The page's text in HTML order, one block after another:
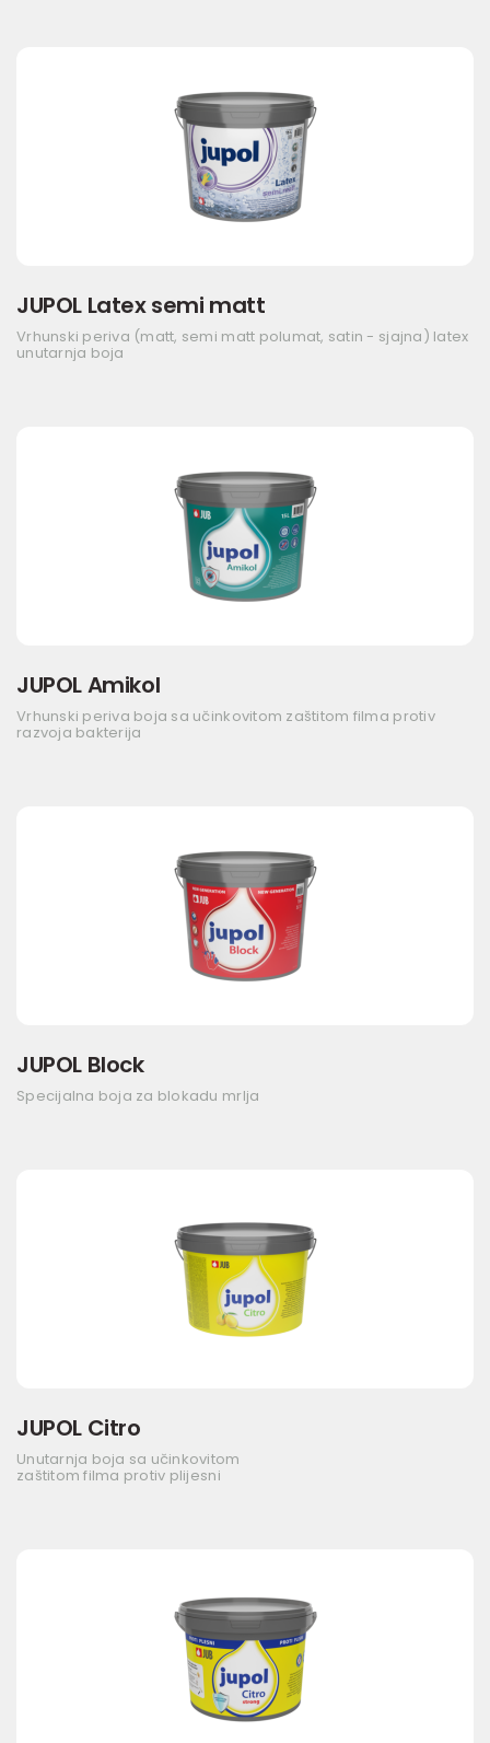
JUPOL Latex semi matt
Vrhunski periva (matt, semi matt polumat, satin - sjajna) latex
unutarnja boja
JUPOL Amikol
Vrhunski periva boja sa učinkovitom zaštitom filma protiv
razvoja bakterija
JUPOL Block
Specijalna boja za blokadu mrlja
JUPOL Citro
Unutarnja boja sa učinkovitom
zaštitom filma protiv plijesni